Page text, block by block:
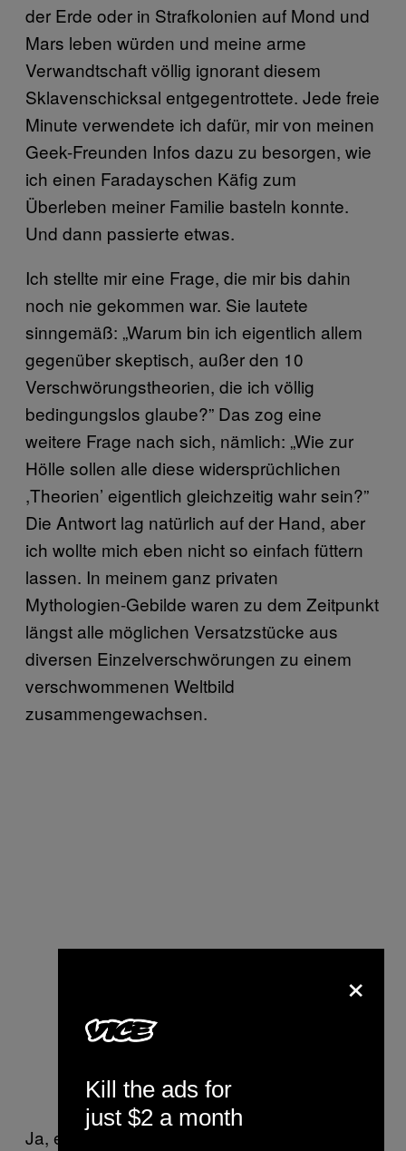
der Erde oder in Strafkolonien auf Mond und
Mars leben würden und meine arme
Verwandtschaft völlig ignorant diesem
Sklavenschicksal entgegentrottete. Jede freie
Minute verwendete ich dafür, mir von meinen
Geek-Freunden Infos dazu zu besorgen, wie
ich einen Faradayschen Käfig zum
Überleben meiner Familie basteln konnte.
Und dann passierte etwas.
Ich stellte mir eine Frage, die mir bis dahin
noch nie gekommen war. Sie lautete
sinngemäß: „Warum bin ich eigentlich allem
gegenüber skeptisch, außer den 10
Verschwörungstheorien, die ich völlig
bedingungslos glaube?” Das zog eine
weitere Frage nach sich, nämlich: „Wie zur
Hölle sollen alle diese widersprüchlichen
,Theorien’ eigentlich gleichzeitig wahr sein?”
Die Antwort lag natürlich auf der Hand, aber
ich wollte mich eben nicht so einfach füttern
lassen. In meinem ganz privaten
Mythologien-Gebilde waren zu dem Zeitpunkt
längst alle möglichen Versatzstücke aus
diversen Einzelverschwörungen zu einem
verschwommenen Weltbild
zusammengewachsen.
Ja, es gab Aliens, nein, sie waren nicht das,
×
Kill the ads for
just $2 a month